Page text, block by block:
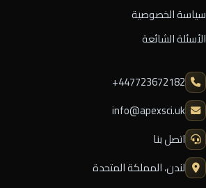
سياسة الخصوصية
الأسئلة الشائعة
⁦+447723672182⁩
info@apexsci.uk
اتصل بنا
لندن، المملكة المتحدة